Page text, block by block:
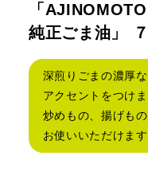
「
純正ごま油」
深煎りごまの濃厚
アクセントをつけま
炒めもの、揚げも
お使いいただけます